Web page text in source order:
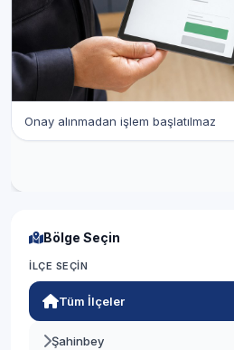
Onay alınmadan işlem başlatılmaz
Bölge Seçin
İLÇE SEÇIN
Tüm İlçeler
Şahinbey